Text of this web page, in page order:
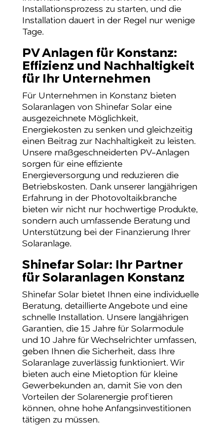
Installationsprozess zu starten, und die
Installation dauert in der Regel nur wenige
Tage.
PV Anlagen für Konstanz:
Effizienz und Nachhaltigkeit
für Ihr Unternehmen
Für Unternehmen in Konstanz bieten
Solaranlagen von Shinefar Solar eine
ausgezeichnete Möglichkeit,
Energiekosten zu senken und gleichzeitig
einen Beitrag zur Nachhaltigkeit zu leisten.
Unsere maßgeschneiderten PV-Anlagen
sorgen für eine effiziente
Energieversorgung und reduzieren die
Betriebskosten. Dank unserer langjährigen
Erfahrung in der Photovoltaikbranche
bieten wir nicht nur hochwertige Produkte,
sondern auch umfassende Beratung und
Unterstützung bei der Finanzierung Ihrer
Solaranlage.
Shinefar Solar: Ihr Partner
für Solaranlagen Konstanz
Shinefar Solar bietet Ihnen eine individuelle
Beratung, detaillierte Angebote und eine
schnelle Installation. Unsere langjährigen
Garantien, die 15 Jahre für Solarmodule
und 10 Jahre für Wechselrichter umfassen,
geben Ihnen die Sicherheit, dass Ihre
Solaranlage zuverlässig funktioniert. Wir
bieten auch eine Mietoption für kleine
Gewerbekunden an, damit Sie von den
Vorteilen der Solarenergie profitieren
können, ohne hohe Anfangsinvestitionen
tätigen zu müssen.